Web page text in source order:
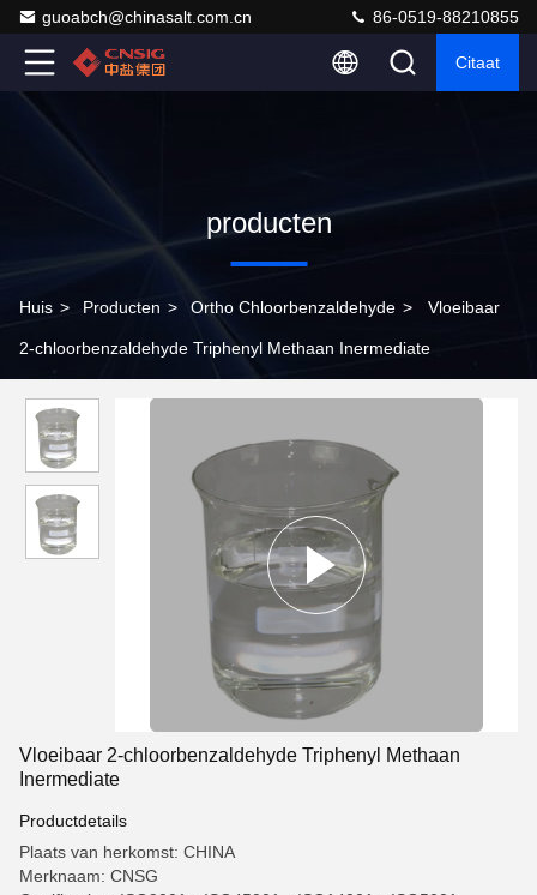
guoabch@chinasalt.com.cn 86-0519-88210855
Citaat
producten
Huis > Producten > Ortho Chloorbenzaldehyde > Vloeibaar
2-chloorbenzaldehyde Triphenyl Methaan Inermediate
Vloeibaar 2-chloorbenzaldehyde Triphenyl Methaan
Inermediate
Productdetails
Plaats van herkomst: CHINA
Merknaam: CNSG